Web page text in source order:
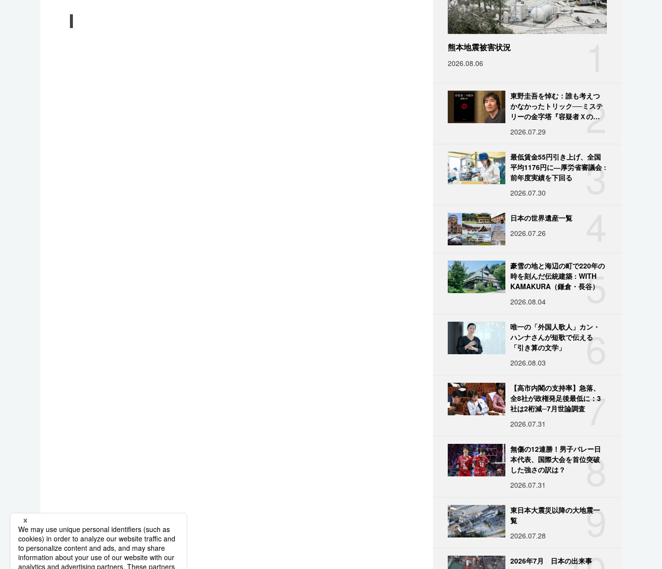
熊本地震被害状況
2026.08.06
2
東野圭吾を悼む：誰も考えつ
かなかったトリック──ミステ
リーの金字塔『容疑者Ｘの献
2026.07.29
3
最低賃金55円引き上げ、全国
平均1176円に―厚労省審議会 :
前年度実績を下回る
2026.07.30
日本の世界遺産一覧
2026.07.26
5
豪雪の地と海辺の町で220年の
時を刻んだ伝統建築 : WITH
KAMAKURA（鎌倉・長谷）
2026.08.04
6
唯一の「外国人歌人」カン・
ハンナさんが短歌で伝える
「引き算の文学」
2026.08.03
7
【高市内閣の支持率】急落、
全8社が政権発足後最低に：3
社は2桁減─7月世論調査
2026.07.31
8
無傷の12連勝！男子バレー日
本代表、国際大会を首位突破
した強さの訳は？
2026.07.31
9
東日本大震災以降の大地震一
覧
2026.07.28
2026年7月 日本の出来事